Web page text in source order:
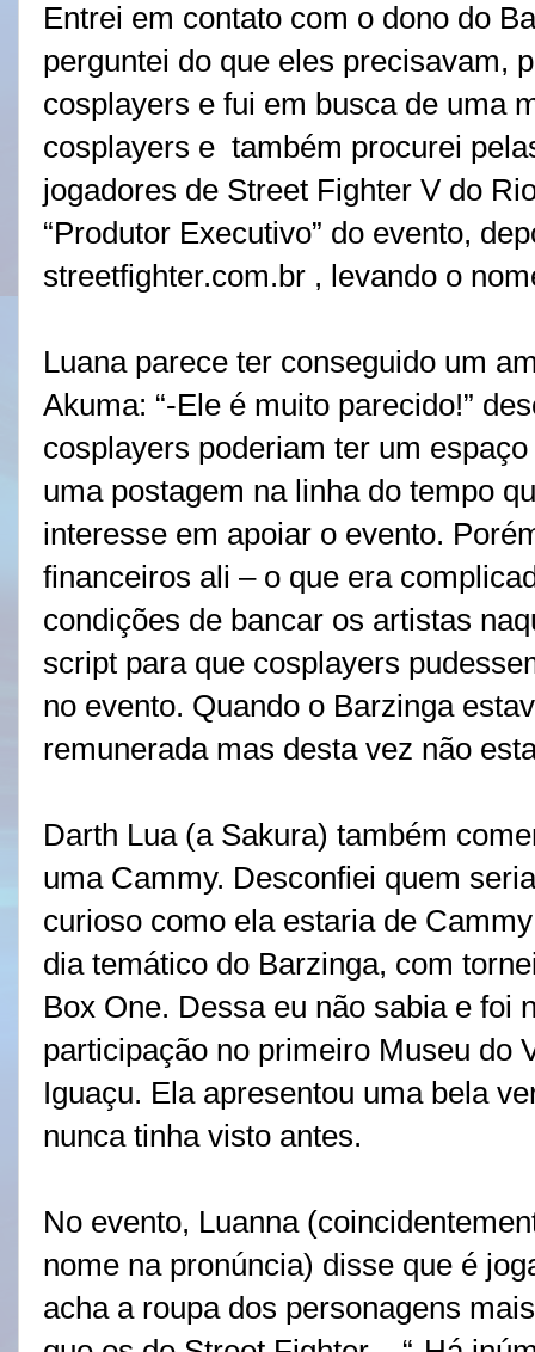
Entrei em contato com o dono do
perguntei do que eles precisavam,
cosplayers e fui em busca de uma
cosplayers e também procurei
jogadores de Street Fighter V do
“Produtor Executivo” do evento,
streetfighter.com.br , levando o
Luana parece ter conseguido um
Akuma: “-Ele é muito parecido!”
cosplayers poderiam ter um
uma postagem na linha do tempo
interesse em apoiar o evento.
financeiros ali – o que era
condições de bancar os artistas
script para que cosplayers
no evento. Quando o Barzinga
remunerada mas desta vez não
Darth Lua (a Sakura) também
uma Cammy. Desconfiei quem
curioso como ela estaria de
dia temático do Barzinga, com
Box One. Dessa eu não sabia e foi
participação no primeiro Museu do
Iguaçu. Ela apresentou uma bela
nunca tinha visto antes.
No evento, Luanna
nome na pronúncia) disse que é
acha a roupa dos personagens